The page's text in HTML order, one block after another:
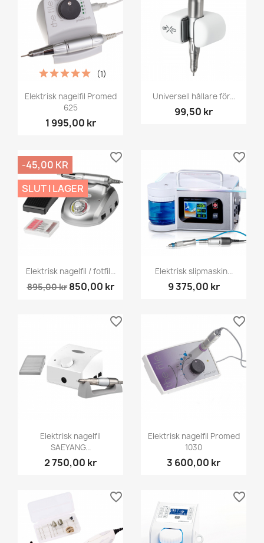
Elektrisk nagelfil Promed
625
1 995,00 kr
(1)
Universell hållare för...
99,50 kr
Elektrisk nagelfil / fotfil...
895,00 kr 850,00 kr
-45,00 KR
SLUT I LAGER
favorite_border
Elektrisk slipmaskin...
9 375,00 kr
favorite_border
Elektrisk nagelfil
SAEYANG...
2 750,00 kr
favorite_border
Elektrisk nagelfil Promed
1030
3 600,00 kr
favorite_border
favorite_border favorite_border